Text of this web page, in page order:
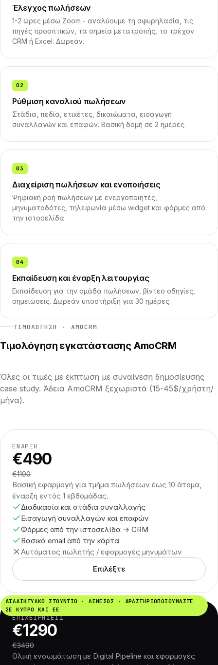
Έλεγχος πωλήσεων
1-2 ώρες μέσω Zoom - αναλύουμε τη σφυρηλασία, τις
πηγές προοπτικών, τα σημεία μετατροπής, το τρέχον
CRM ή Excel. Δωρεάν.
02
Ρύθμιση καναλιού πωλήσεων
Στάδια, πεδία, ετικέτες, δικαιώματα, εισαγωγή
συναλλαγών και επαφών. Βασική δομή σε 2 ημέρες.
03
Διαχείριση πωλήσεων και ενοποιήσεις
Ψηφιακή ροή πωλήσεων με ενεργοποιητές,
μηνυματοδότες, τηλεφωνία μέσω widget και φόρμες από
την ιστοσελίδα.
04
Εκπαίδευση και έναρξη λειτουργίας
Εκπαίδευση για την ομάδα πωλήσεων, βίντεο οδηγίες,
σημειώσεις. Δωρεάν υποστήριξη για 30 ημέρες.
ΤΙΜΟΛΌΓΗΣΗ · AMOCRM
Τιμολόγηση εγκατάστασης AmoCRM
Όλες οι τιμές με έκπτωση με συναίνεση δημοσίευσης
case study. Άδεια AmoCRM ξεχωριστά (15-45$/χρήστη/
μήνα).
ΈΝΑΡΞΗ
€490
€1190
Βασική εφαρμογή για τμήμα πωλήσεων έως 10 άτομα,
έναρξη εντός 1 εβδομάδας.
Διαδικασία και στάδια συναλλαγής
Εισαγωγή συναλλαγών και επαφών
Φόρμες από την ιστοσελίδα → CRM
Βασικά email από την κάρτα
Αυτόματος πωλητής / εφαρμογές μηνυμάτων
Επιλέξτε
ΔΙΑΔΙΚΤΥΑΚΌ ΣΤΟΎΝΤΙΟ · ΛΕΜΕΣΌΣ · ΔΡΑΣΤΗΡΙΟΠΟΙΟΎΜΑΣΤΕ
ΣΕ ΚΎΠΡΟ ΚΑΙ ΕΕ
ΕΠΙΧΕΙΡΉΣΕΙΣ
€1290
€3490
Ολική ενσωμάτωση με Digital Pipeline και εφαρμογές